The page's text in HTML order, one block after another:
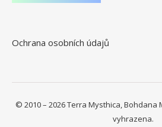
Ochrana osobních údajů
© 2010 – 2026 Terra Mysthica, Bohdana
vyhrazena.